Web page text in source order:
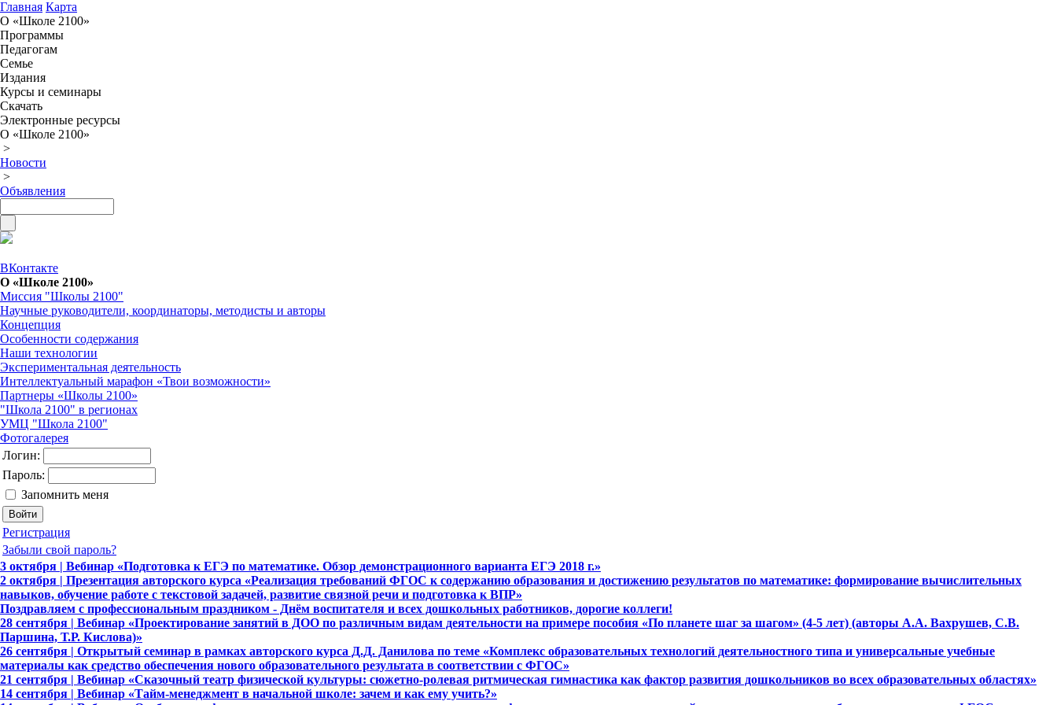
Главная Карта
О «Школе 2100»
Программы
Педагогам
Семье
Издания
Курсы и семинары
Скачать
Электронные ресурсы
О «Школе 2100»
>
Новости
>
Объявления
ВКонтакте
О «Школе 2100»
Миссия "Школы 2100"
Научные руководители, координаторы, методисты и авторы
Концепция
Особенности содержания
Наши технологии
Экспериментальная деятельность
Интеллектуальный марафон «Твои возможности»
Партнеры «Школы 2100»
"Школа 2100" в регионах
УМЦ "Школа 2100"
Фотогалерея
Логин:
Пароль:
Запомнить меня
Регистрация
Забыли свой пароль?
3 октября | Вебинар «Подготовка к ЕГЭ по математике. Обзор демонстрационного варианта ЕГЭ 2018 г.»
2 октября | Презентация авторского курса «Реализация требований ФГОС к содержанию образования и достижению результатов по математике: формирование вычислительных
навыков, обучение работе с текстовой задачей, развитие связной речи и подготовка к ВПР»
Поздравляем с профессиональным праздником - Днём воспитателя и всех дошкольных работников, дорогие коллеги!
28 сентября | Вебинар «Проектирование занятий в ДОО по различным видам деятельности на примере пособия «По планете шаг за шагом» (4-5 лет) (авторы А.А. Вахрушев, С.В.
Паршина, Т.Р. Кислова)»
26 сентября | Открытый семинар в рамках авторского курса Д.Д. Данилова по теме «Комплекс образовательных технологий деятельностного типа и универсальные учебные
материалы как средство обеспечения нового образовательного результата в соответствии с ФГОС»
21 сентября | Вебинар «Сказочный театр физической культуры: сюжетно-ролевая ритмическая гимнастика как фактор развития дошкольников во всех образовательных областях»
14 сентября | Вебинар «Тайм-менеджмент в начальной школе: зачем и как ему учить?»